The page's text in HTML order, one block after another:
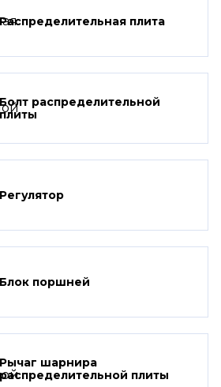
Распределительная плита
Болт распределительной
плиты
Регулятор
Блок поршней
Рычаг шарнира
распределительной плиты